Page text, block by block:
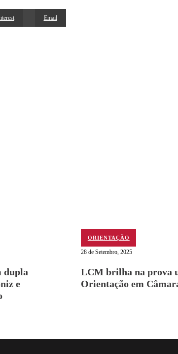
Email
dupla
e
ORIENTAÇÃO
28 de Setembro, 2025
LCM brilha na prova
Orientação em